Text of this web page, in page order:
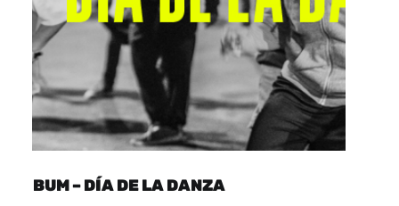
BUM – DÍA DE LA DANZA